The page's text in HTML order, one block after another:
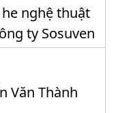
nghệ thuật
ty Sosuven
Văn Thành